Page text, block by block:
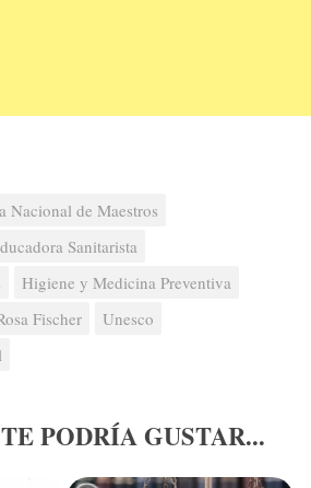
Nacional de Maestros
Sanitarista
Higiene y Medicina Preventiva
Fischer
Unesco
PODRÍA GUSTAR...